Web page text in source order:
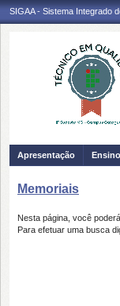
SIGAA - Sistema Integrado
Apresentação Ensino
Memoriais
Nesta página, você
Para efetuar uma busca